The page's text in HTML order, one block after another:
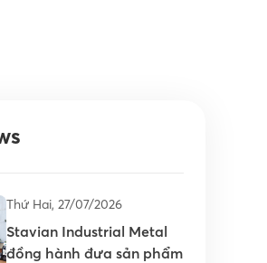
Thứ Hai, 27/07/2026
Stavian Industrial Metal
đồng hành đưa sản phẩm